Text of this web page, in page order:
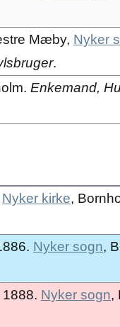
Mæby, Nyker
.
Enkemand,
Nyker kirke,
Nyker sogn,
Nyker sogn,